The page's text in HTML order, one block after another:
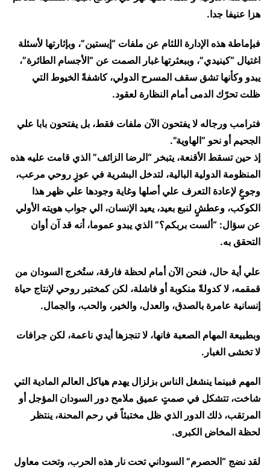
هزا عنيفا جدا.
فبإماطة هذه الإدارة اللثام عن ملفات “إبستين”، وبإثارتها لأسئلة
اغتيال “كينيدي”، وببعثرتها غبار الصمت عن “الأجسام الطائرة”،
يبدو وكأنها تشق سقف المسرح الدولي، كاشفةً الخيوط التي
ظلت تحرّك الدمى أمام النظارة لعقود.
فترامب ورجاله لا يفتحون الآن ملفات فقط، بل يفتحون بابا علي
الجحيم أو نحو “الهاوية”.
إذ حين تسقط الأقنعة، يتبخر “الرضا الزائف” الذي قامت عليه هذه
المنظومة الدولية البالية، لتدخل البشرية في عوزٍ روحي مرعب،
وجوعٍ لإعادة التعرف علي أصلها وغاية وجودها علي ظهر هذا
الكوكب، وعطشٍ لنبع بعيد، يعيد الإنسان، الي جواب هويته الأولي
عن سؤال: “ألست بربكم؟” الذي يبدو عموما، أنه قد آن أوان
التحقق به.
علي أية حال، فنحن الآن أمام لحظة فارقة، ستُخرج السودان من
قمقمه، لا كدولةً منكوبة أو فاشلة، لكن كمختبر روحي لإنتاج حياة
إنسانية عامرة بالصدق، والعدل، والخير، والحب، والجمال.
وبطبيعة المهام الصعبة فانها، لا تنجزها أيدي ناعمة، لكن جرافات
لا تخشى الغبار.
المهم فبينما ينشغل الناس بزلزال يهدم هياكل العالم المادية التي
شاخت، تتشكل في صمتٍ عميق ملامح دور السودان المؤجل أو
المرتقب، ذلك الدور الذي ظل مختبئاً في رحم المحنة، ينتظر
لحظة المخاض الكبرى.
لقد نضج “الحصرم” السوداني تحت نار هذه الحرب، وتحت معاول